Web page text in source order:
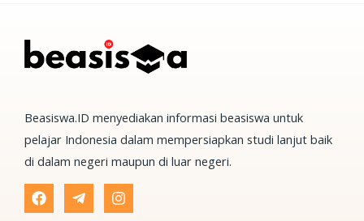
Beasiswa.ID menyediakan informasi beasiswa untuk
pelajar Indonesia dalam mempersiapkan studi lanjut baik
di dalam negeri maupun di luar negeri.